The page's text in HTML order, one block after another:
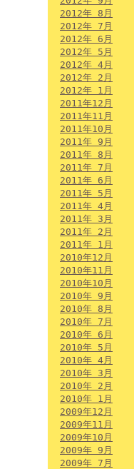
2012年 8月
2012年 7月
2012年 6月
2012年 5月
2012年 4月
2012年 2月
2012年 1月
2011年12月
2011年11月
2011年10月
2011年 9月
2011年 8月
2011年 7月
2011年 6月
2011年 5月
2011年 4月
2011年 3月
2011年 2月
2011年 1月
2010年12月
2010年11月
2010年10月
2010年 9月
2010年 8月
2010年 7月
2010年 6月
2010年 5月
2010年 4月
2010年 3月
2010年 2月
2010年 1月
2009年12月
2009年11月
2009年10月
2009年 9月
2009年 7月